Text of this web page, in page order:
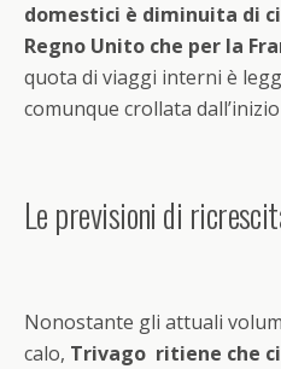
domestici è diminuita di
Regno Unito che per la
quota di viaggi interni è
comunque crollata
Le previsioni di
Nonostante gli attuali
calo, Trivago ritiene che